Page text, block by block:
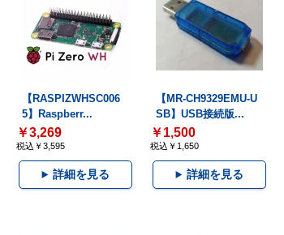
【RASPIZWHSC006
5】Raspberr...
￥3,269
税込￥3,595
詳細を見る
【MR-CH9329EMU-U
SB】USB接続版...
￥1,500
税込￥1,650
詳細を見る